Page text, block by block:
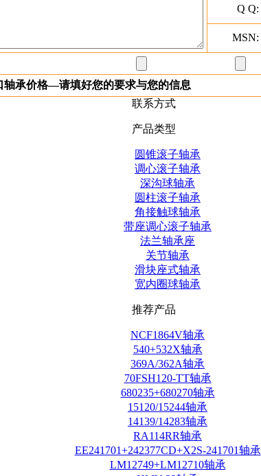
Q Q:
MSN:
承价格—请填好您的要求与您的信息
联系方式
产品类型
圆锥滚子轴承
调心滚子轴承
深沟球轴承
圆柱滚子轴承
角接触球轴承
带座调心滚子轴承
法兰轴承座
关节轴承
滑块座式轴承
宽内圈球轴承
推荐产品
NCF1864V轴承
540+532X轴承
369A/362A轴承
70FSH120-TT轴承
680235+680270轴承
15120/15244轴承
14139/14283轴承
RA114RR轴承
EE241701+242377CD+X2S-241701轴承
LM12749+LM12710轴承